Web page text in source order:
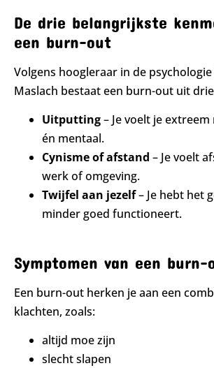
De drie belangrijkste
een burn-out
Volgens hoogleraar in de
Maslach bestaat een burn-out uit
Uitputting– Je voelt je
én mentaal.
Cynisme of afstand – Je voelt
werk of omgeving.
Twijfel aan jezelf– Je hebt het
minder goed functioneert.
Symptomen van een burn-
Een burn-out herken je aan een
klachten, zoals:
altijd moe zijn
slecht slapen